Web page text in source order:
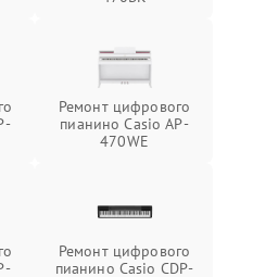
Ремонт цифрового
пианино Casio AP-
470WE
Ремонт цифрового
пианино Casio CDP-